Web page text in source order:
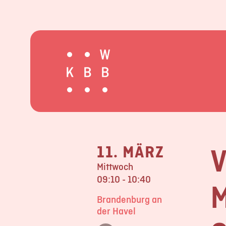
11. MÄRZ
Mittwoch
09:10 - 10:40
Brandenburg an
der Havel